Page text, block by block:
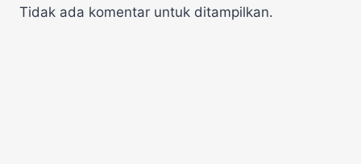
Tidak ada komentar untuk ditampilkan.